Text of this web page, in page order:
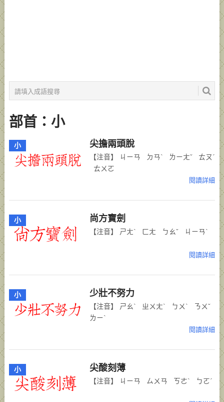
部首：小
小 尖擔兩頭脫
【注音】 ㄐㄧㄢ ㄉㄢˋ ㄌㄧㄤˇ ㄊㄡˊ
ㄊㄨㄛ
閱讀詳細
小 尚方寶劍
【注音】 ㄕㄤˋ ㄈㄤ ㄅㄠˇ ㄐㄧㄢˋ
閱讀詳細
小 少壯不努力
【注音】 ㄕㄠˋ ㄓㄨㄤˋ ㄅㄨˋ ㄋㄨˇ
ㄌㄧˋ
閱讀詳細
小 尖酸刻薄
【注音】 ㄐㄧㄢ ㄙㄨㄢ ㄎㄜˋ ㄅㄛˊ